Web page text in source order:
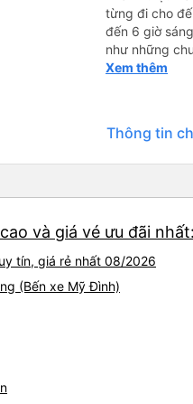
từng đi cho
đến 6 giờ
như những
tục bóp còi.
giá rẻ,
cao 159 cm,
USB hoạt
thoại. (không
Xem thêm
Thông tin
và giá vé ưu đãi
tín, giá rẻ nhất 08/2026
(Bến xe Mỹ Đình)